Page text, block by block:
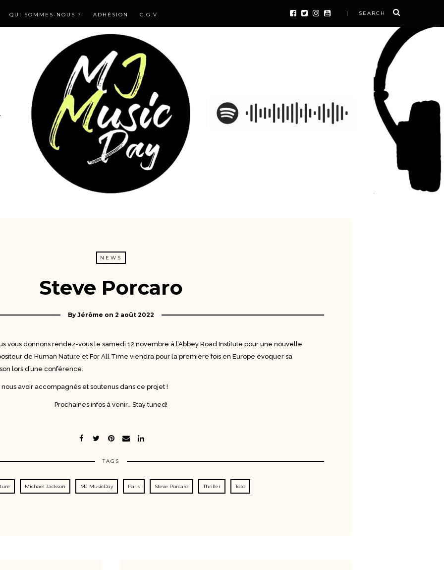
| SEARCH
QUI SOMMES-NOUS ? ADHÉSION C.G.V
NEWS
Steve Porcaro
By Jérôme on 2 août 2022
vous donnons rendez-vous le samedi 12 novembre à l’Abbey Road Institute pour une nouvelle
de Human Nature et For All Time viendra pour la première fois en Europe évoquer sa
lors d’une conférence.
nous avoir accompagnés et soutenus dans ce projet !
Prochaines infos à venir… Stay tuned!
TAGS
Michael Jackson MJ MusicDay Paris Steve Porcaro Thriller Toto